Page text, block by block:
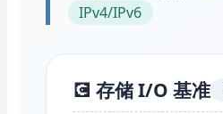
IPv4/IPv6
💽 存储 I/O 基准